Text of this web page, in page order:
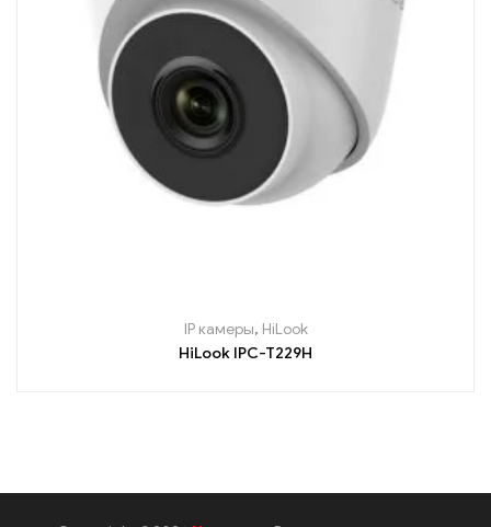
IP камеры, HiLook
HiLook IPC-T229H